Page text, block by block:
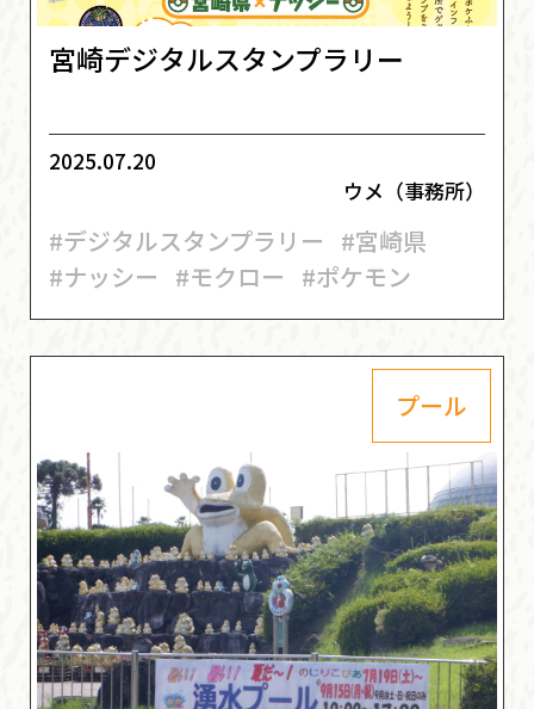
宮崎デジタルスタンプラリー
2025.07.20
ウメ（事務所）
#デジタルスタンプラリー #宮崎県
#ナッシー #モクロー #ポケモン
プール